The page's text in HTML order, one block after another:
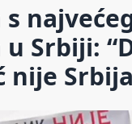
Srbiji:
nije